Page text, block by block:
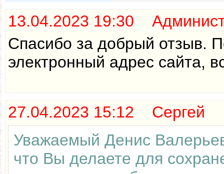
13.04.2023 19:30
Спасибо за добрый отзыв.
электронный адрес сайта,
27.04.2023 15:12 Сергей
Уважаемый Денис
что Вы делаете для